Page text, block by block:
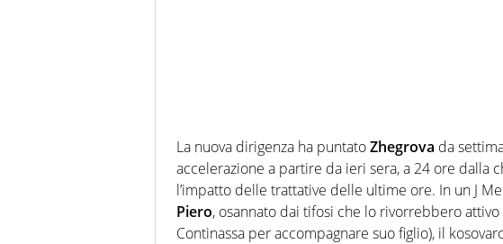
La nuova dirigenza ha puntatoZhegrova da
accelerazione a partire da ieri sera, a 24 ore dalla
l’impatto delle trattative delle ultime ore. In un J
Piero, osannato dai tifosi che lo rivorrebbero attivo
Continassa per accompagnare suo figlio), il